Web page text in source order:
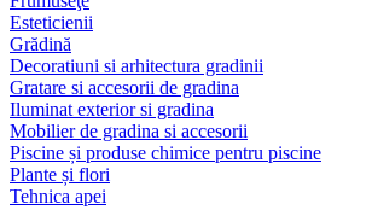
Esteticienii
Grădină
Decoratiuni si arhitectura gradinii
Gratare si accesorii de gradina
Iluminat exterior si gradina
Mobilier de gradina si accesorii
Piscine și produse chimice pentru piscine
Plante și flori
Tehnica apei